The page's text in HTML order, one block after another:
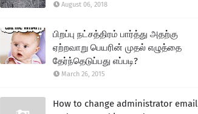
August 06, 2018
பிறப்பு நட்சத்திரம் பார்த்து அதற்கு
ஏற்றவாறு பெயரின் முதல் எழுத்தை
தேர்ந்தெடுப்பது எப்படி?
March 26, 2015
How to change administrator email